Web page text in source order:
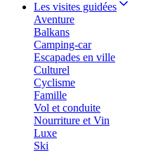
Les visites guidées
Aventure
Balkans
Camping-car
Escapades en ville
Culturel
Cyclisme
Famille
Vol et conduite
Nourriture et Vin
Luxe
Ski